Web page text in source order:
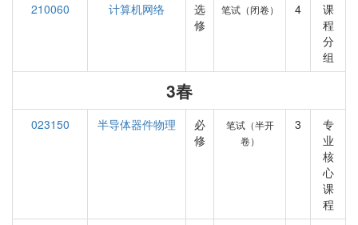
210060
计算机网络
选
修
笔试（闭卷） 4
课
程
分
组
3春
023150 半导体器件物理
必
修
笔试（半开
卷）
3
专
业
核
心
课
程